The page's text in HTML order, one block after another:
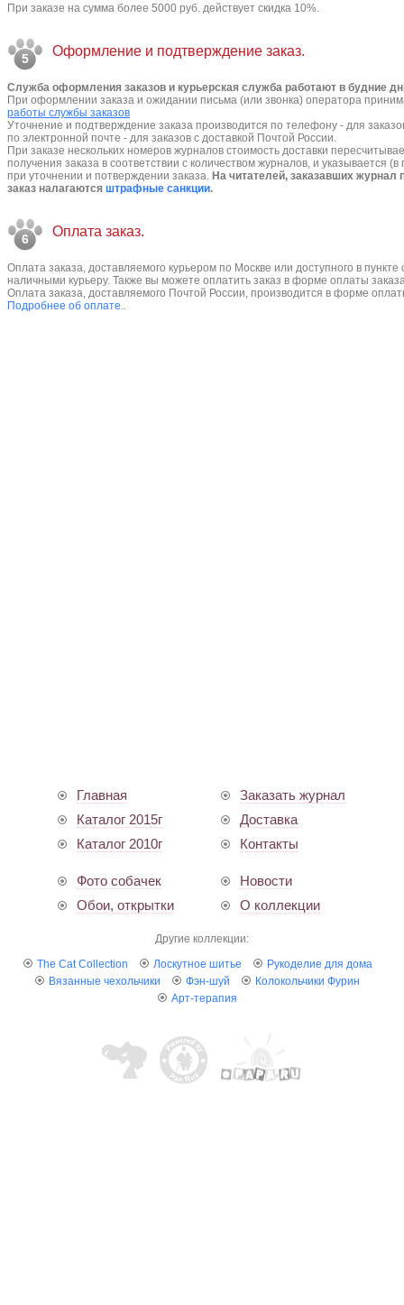
При заказе на сумма более 5000 руб. действует скидка 10%.
5 Оформление и подтверждение заказ.
Служба оформления заказов и курьерская служба работают в будние
При оформлении заказа и ожидании письма (или звонка) оператора
работы службы заказов
Уточнение и подтверждение заказа производится по телефону - для
по электронной почте - для заказов с доставкой Почтой России.
При заказе нескольких номеров журналов стоимость доставки
получения заказа в соответствии с количеством журналов, и указывается
при уточнении и потверждении заказа. На читателей, заказавших журнал
заказ налагаются штрафные санкции.
6 Оплата заказ.
Оплата заказа, доставляемого курьером по Москве или доступного в
наличными курьеру. Также вы можете оплатить заказ в форме оплаты
Оплата заказа, доставляемого Почтой России, производится в форме
Подробнее об оплате..
Главная
Каталог 2015г
Каталог 2010г
Заказать журнал
Доставка
Контакты
Фото собачек
Обои, открытки
Новости
О коллекции
Другие коллекции:
The Cat Collection
Лоскутное шитье
Рукоделие для дома
Вязанные чехольчики
Фэн-шуй
Колокольчики Фурин
Арт-терапия